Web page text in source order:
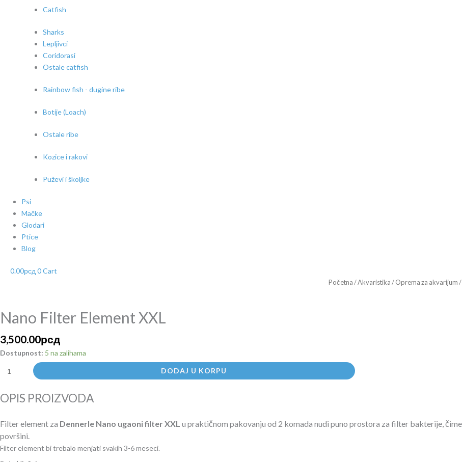
Catfish
Sharks
Lepljivci
Coridorasi
Ostale catfish
Rainbow fish - dugine ribe
Botije (Loach)
Ostale ribe
Kozice i rakovi
Puževi i školjke
Psi
Mačke
Glodari
Ptice
Blog
0.00рсд 0Cart
Početna/Akvaristika/Oprema za akvarijum/
Nano Filter Element XXL
3,500.00рсд
Dostupnost: 5 na zalihama
XXL
DODAJ U KORPU
OPIS PROIZVODA
Filter element za Dennerle Nano ugaoni filter XXL u praktičnom pakovanju od 2 komada nudi puno prostora za filter bakterije,
površini.
Filter element bi trebalo menjati svakih 3-6 meseci.